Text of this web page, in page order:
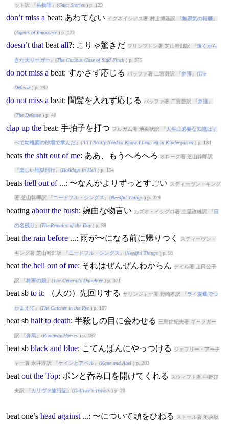
ット訳 『岳物語』(Gaku Stories) p. 129
don’t miss a beat: あわてない イグネイシアス著 村上博基訳 『無邪気の報酬 』
(Agents of Innocence) p. 122
doesn’t that beat all?: こりゃ驚きだ プリンプトン著 芝山幹郎訳 『遠くから
きた大リーガー 』(The Curious Case of Sidd Finch) p. 375
do not miss a beat: すかさず応じる バッファ著 二宮磬訳 『弁護』(The
Defense) p. 297
do not miss a beat: 間髪を入れず応じる バッファ著 二宮磬訳 『弁護』
(The Defense) p. 40
clap up the beat: 手拍子を打つ フルガム著 池央耿訳 『 人生に必要な知恵はす
べて幼稚園の砂場で学んだ』(All I Really Need to Know I Learned in Kindergarten) p. 184
beats the shit out of me: ああ、もうへろへろ オローク著 芝山幹郎訳
『楽しい地獄旅行』(Holidays in Hell) p. 154
beats hell out of...: 〜なんかよりずっとすごい スティーヴン・キング
著 芝山幹郎訳 『 ニードフル・シングス 』(Needful Things) p. 229
beating about the bush: 婉曲な物言い カズオ・イシグロ著 土屋政雄訳 『 日
の名残り 』(The Remains of the Day) p. 98
beat the rain before...: 雨が〜になる前に帰りつく スティーヴン・
キング著 芝山幹郎訳 『 ニードフル・シングス 』(Needful Things) p. 91
beat the hell out of me: それはぜんぜんわからん デミル著 上田公子
訳 『将軍の娘 』(The General's Daughter) p. 371
beatsb to it: （人の）先回りする サリンジャー著 野崎孝訳 『ライ麦畑でつ
かまえて 』(The Catcher in the Rye) p. 107
beatsb half to death: 半殺しの目に会わせる 三島由紀夫著 ギャラガー
訳 『奔馬』(Runaway Horses) p. 187
beatsb black and blue: こてんぱんにやっつける ジェフリー・アーチ
ャー著 永井淳訳 『ケインとアベル』(Kane and Abel) p. 203
beat out the Top: ポンと呑み口を開けてくれる スウィフト著 中野好
夫訳 『ガリヴァ旅行記 』(Gulliver's Travels) p. 20
beatone’s head against...: 〜について頭をひねる ストール著 池央耿